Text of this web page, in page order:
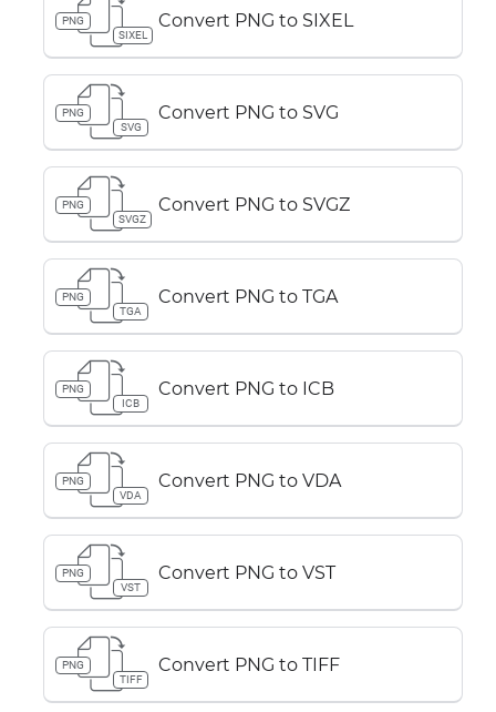
PNG
SIXEL
Convert PNG to SIXEL
PNG
SVG
Convert PNG to SVG
PNG
SVGZ
Convert PNG to SVGZ
PNG
TGA
Convert PNG to TGA
PNG
ICB
Convert PNG to ICB
PNG
VDA
Convert PNG to VDA
PNG
VST
Convert PNG to VST
PNG
TIFF
Convert PNG to TIFF